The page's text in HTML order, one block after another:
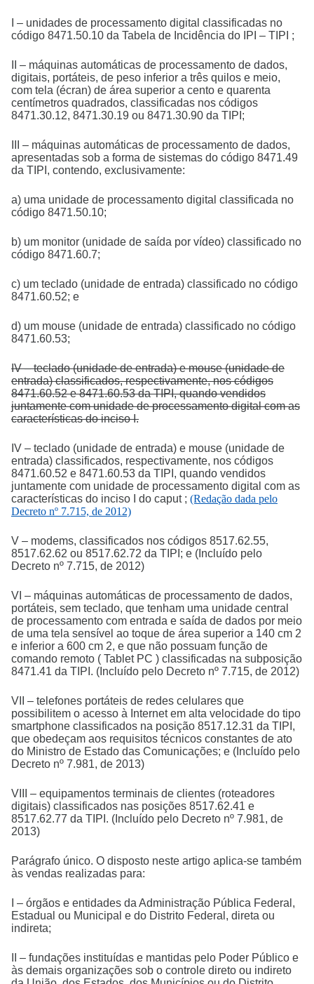
I – unidades de processamento digital classificadas no
código 8471.50.10 da Tabela de Incidência do IPI – TIPI ;
II – máquinas automáticas de processamento de dados,
digitais, portáteis, de peso inferior a três quilos e meio,
com tela (écran) de área superior a cento e quarenta
centímetros quadrados, classificadas nos códigos
8471.30.12, 8471.30.19 ou 8471.30.90 da TIPI;
III – máquinas automáticas de processamento de dados,
apresentadas sob a forma de sistemas do código 8471.49
da TIPI, contendo, exclusivamente:
a) uma unidade de processamento digital classificada no
código 8471.50.10;
b) um monitor (unidade de saída por vídeo) classificado no
código 8471.60.7;
c) um teclado (unidade de entrada) classificado no código
8471.60.52; e
d) um mouse (unidade de entrada) classificado no código
8471.60.53;
IV – teclado (unidade de entrada) e mouse (unidade de
entrada) classificados, respectivamente, nos códigos
8471.60.52 e 8471.60.53 da TIPI, quando vendidos
juntamente com unidade de processamento digital com as
características do inciso I.
IV – teclado (unidade de entrada) e mouse (unidade de
entrada) classificados, respectivamente, nos códigos
8471.60.52 e 8471.60.53 da TIPI, quando vendidos
juntamente com unidade de processamento digital com as
características do inciso I do caput ; (Redação dada pelo
Decreto nº 7.715, de 2012)
V – modems, classificados nos códigos 8517.62.55,
8517.62.62 ou 8517.62.72 da TIPI; e (Incluído pelo
Decreto nº 7.715, de 2012)
VI – máquinas automáticas de processamento de dados,
portáteis, sem teclado, que tenham uma unidade central
de processamento com entrada e saída de dados por meio
de uma tela sensível ao toque de área superior a 140 cm 2
e inferior a 600 cm 2, e que não possuam função de
comando remoto ( Tablet PC ) classificadas na subposição
8471.41 da TIPI. (Incluído pelo Decreto nº 7.715, de 2012)
VII – telefones portáteis de redes celulares que
possibilitem o acesso à Internet em alta velocidade do tipo
smartphone classificados na posição 8517.12.31 da TIPI,
que obedeçam aos requisitos técnicos constantes de ato
do Ministro de Estado das Comunicações; e (Incluído pelo
Decreto nº 7.981, de 2013)
VIII – equipamentos terminais de clientes (roteadores
digitais) classificados nas posições 8517.62.41 e
8517.62.77 da TIPI. (Incluído pelo Decreto nº 7.981, de
2013)
Parágrafo único. O disposto neste artigo aplica-se também
às vendas realizadas para:
I – órgãos e entidades da Administração Pública Federal,
Estadual ou Municipal e do Distrito Federal, direta ou
indireta;
II – fundações instituídas e mantidas pelo Poder Público e
às demais organizações sob o controle direto ou indireto